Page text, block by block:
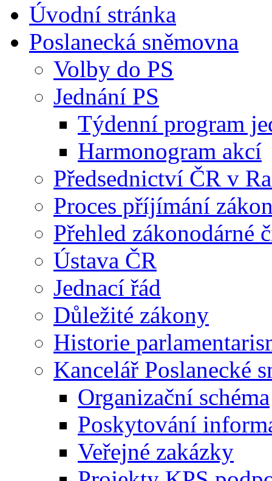
Úvodní stránka
Poslanecká sněmovna
Volby do PS
Jednání PS
Týdenní program
Harmonogram akcí
Předsednictví ČR v
Proces příjímání
Přehled zákonodárné
Ústava ČR
Jednací řád
Důležité zákony
Historie
Kancelář Poslanecké
Organizační schéma
Poskytování
Veřejné zakázky